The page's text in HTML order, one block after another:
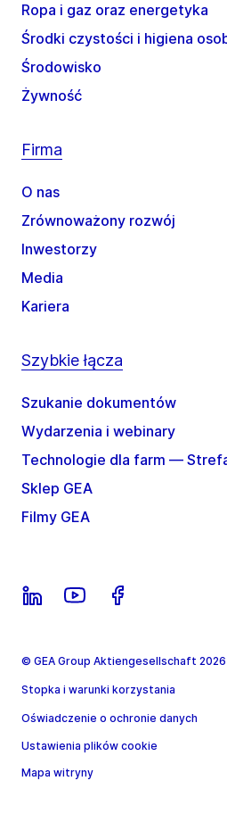
Ropa i gaz oraz energetyka
Środki czystości i higiena
Środowisko
Żywność
Firma
O nas
Zrównoważony rozwój
Inwestorzy
Media
Kariera
Szybkie łącza
Szukanie dokumentów
Wydarzenia i webinary
Technologie dla farm —
Sklep GEA
Filmy GEA
© GEA Group Aktiengesellschaft 2026
Stopka i warunki korzystania
Oświadczenie o ochronie danych
Ustawienia plików cookie
Mapa witryny